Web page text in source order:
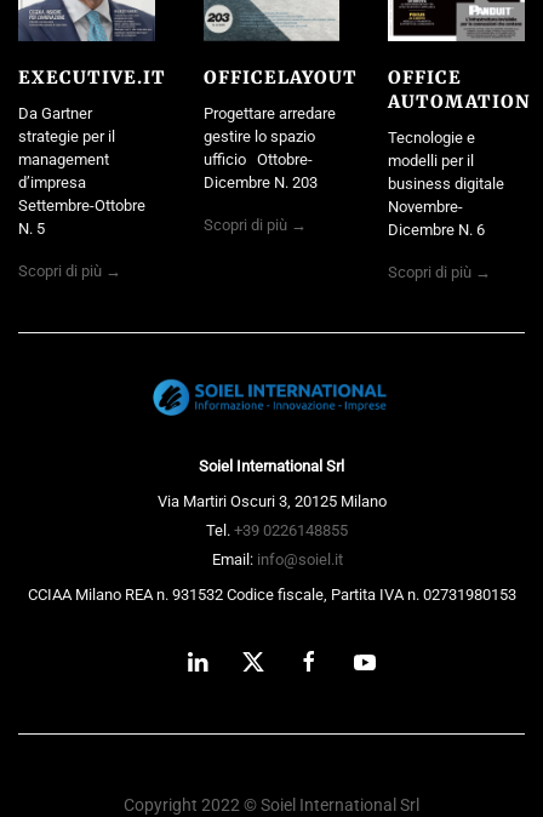
EXECUTIVE.IT
Da Gartner
strategie per il
management
d’impresa
Settembre-Ottobre
N. 5
Scopri di più →
OFFICELAYOUT
Progettare arredare
gestire lo spazio
ufficio Ottobre-
Dicembre N. 203
Scopri di più →
OFFICE
AUTOMATION
Tecnologie e
modelli per il
business digitale
Novembre-
Dicembre N. 6
Scopri di più →
Soiel International Srl
Via Martiri Oscuri 3, 20125 Milano
Tel. +39 0226148855
Email: info@soiel.it
CCIAA Milano REA n. 931532 Codice fiscale, Partita IVA n. 02731980153
Copyright 2022 © Soiel International Srl